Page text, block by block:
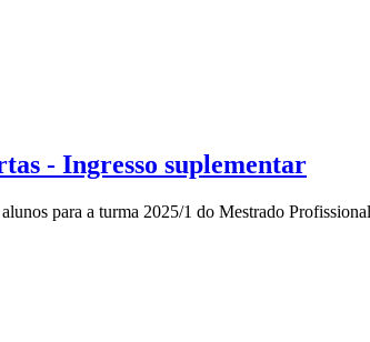
- Ingresso suplementar
para a turma 2025/1 do Mestrado